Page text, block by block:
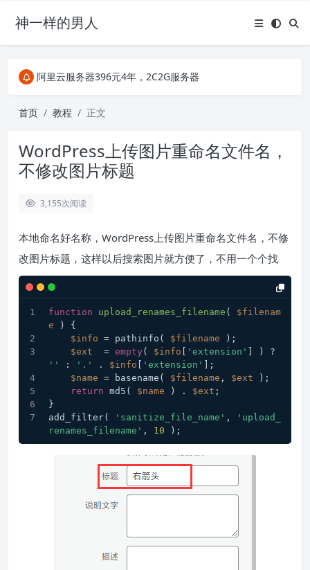
神一样的男人
阿里云服务器396元4年，2C2G服务器
关注Telegram频道有新消息第一时间推送
阿里云服务器396元4年，2C2G服务器
首页 教程 正文
WordPress上传图片重命名文件名，
不修改图片标题
3,155次阅读
本地命名好名称，WordPress上传图片重命名文件名，不修
改图片标题，这样以后搜索图片就方便了，不用一个个找
function upload_renames_filename (
$filenam
e
) {
$info = pathinfo( $filename );
$ext
  =
empty ( $info 'extension'
''
: '.' . $info 'extension'
];
$name = basename( $filename , $ext );
return md5( $name ) . $ext ;
}
add_filter(
'sanitize_file_name' ,
'upload_
renames_filename' , 10 );